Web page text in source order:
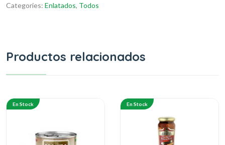
Categories: Enlatados, Todos
Productos relacionados
En Stock En Stock